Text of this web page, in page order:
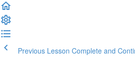
Previous Lesson Complete and